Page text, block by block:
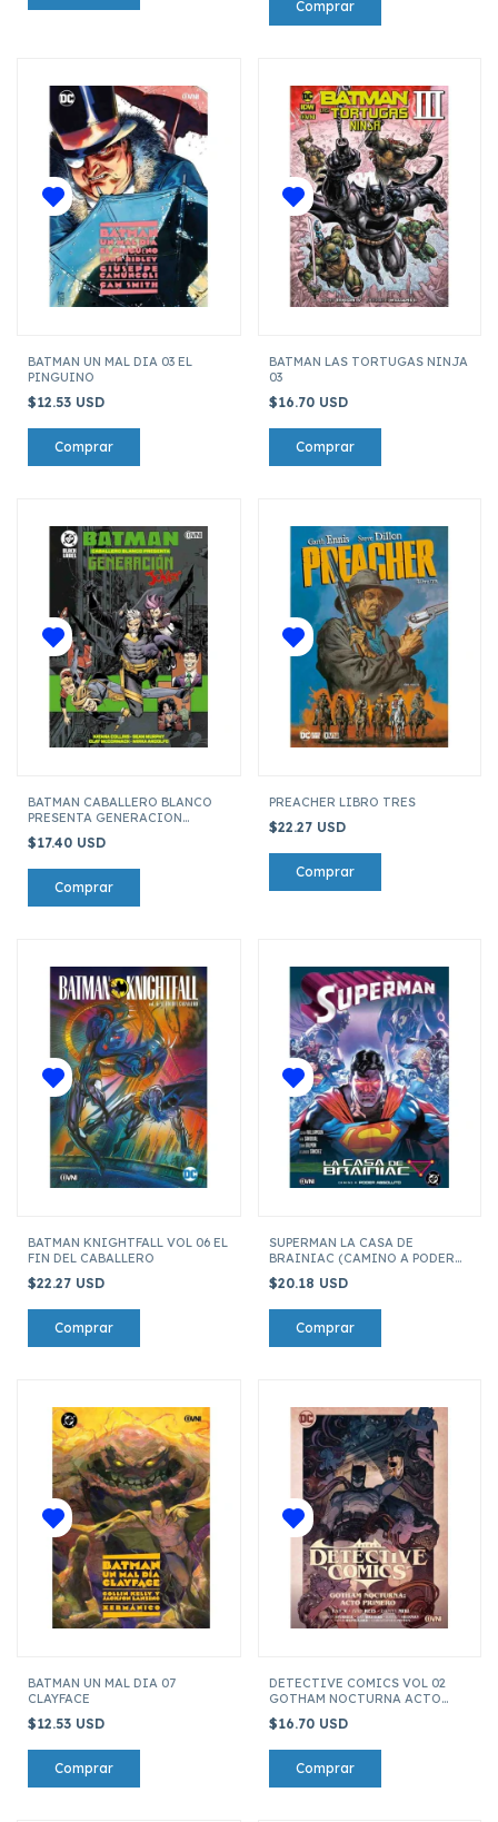
BATMAN UN MAL DIA 03 EL
PINGUINO
$12.53 USD
BATMAN LAS TORTUGAS NINJA
03
$16.70 USD
BATMAN CABALLERO BLANCO
PRESENTA GENERACION
$17.40 USD
PREACHER LIBRO TRES
$22.27 USD
BATMAN KNIGHTFALL VOL 06 EL
FIN DEL CABALLERO
$22.27 USD
SUPERMAN LA CASA DE
BRAINIAC (CAMINO A PODER
$20.18 USD
BATMAN UN MAL DIA 07
CLAYFACE
$12.53 USD
DETECTIVE COMICS VOL 02
GOTHAM NOCTURNA ACTO
$16.70 USD